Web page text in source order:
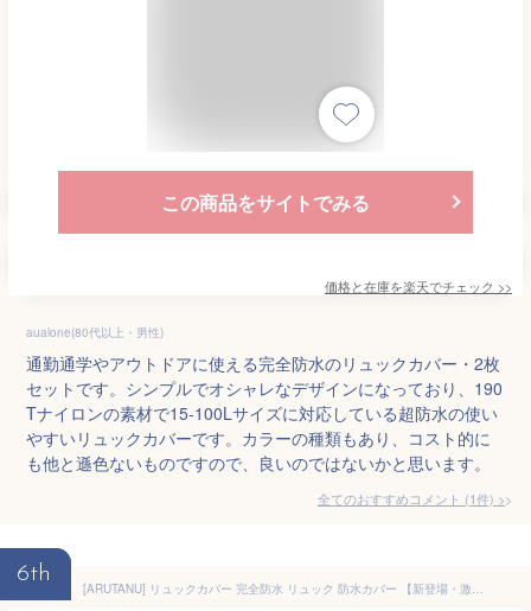
この商品をサイトでみる
価格と在庫を楽天でチェック >>
aualone(80代以上・男性)
通勤通学やアウトドアに使える完全防水のリュックカバー・2枚
セットです。シンプルでオシャレなデザインになっており、190
Tナイロンの素材で15-100Lサイズに対応している超防水の使い
やすいリュックカバーです。カラーの種類もあり、コスト的に
も他と遜色ないものですので、良いのではないかと思います。
全てのおすすめコメント (1件) >
6th
[ARUTANU] リュックカバー 完全防水 リュック 防水カバー 【新登場・激薄2.5mmマジックテープ】 レインカバー リュック ザックカバー 雨カバー [十字型固定ベルト][6サイズ・6色展開][サイドフック・収納ポーチ付き] (ブラック, M)